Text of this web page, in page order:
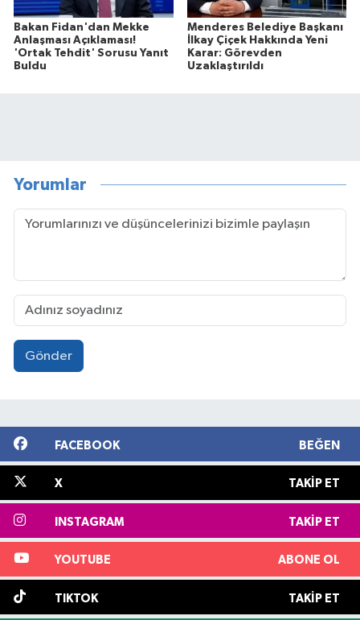
Bakan Fidan'dan Mekke
Anlaşması Açıklaması!
'Ortak Tehdit' Sorusu Yanıt
Buldu
Menderes Belediye Başkanı
İlkay Çiçek Hakkında Yeni
Karar: Görevden
Uzaklaştırıldı
Yorumlar
Gönder
FACEBOOK BEĞEN
X TAKIP ET
INSTAGRAM TAKIP ET
YOUTUBE ABONE OL
TIKTOK TAKIP ET